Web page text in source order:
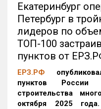
Екатеринбург
Петербург в
лидеров по
ТОП-100
пунктов от
ЕРЗ.РФ
пунктов
строительства
октября 2025